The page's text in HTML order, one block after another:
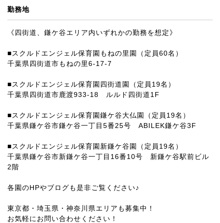
勤務地
《四街道、鎌ケ谷エリア内いずれかの勤務を想定》
■スクルドエンジェル保育園もねの里園（定員60名）
千葉県四街道市もねの里6-17-7
■スクルドエンジェル保育園四街道園（定員19名）
千葉県四街道市鹿渡933-18 ルルド四街道1F
■スクルドエンジェル保育園鎌ケ谷大仏園（定員19名）
千葉県鎌ケ谷市鎌ケ谷一丁目5番25号 ABILEK鎌ケ谷3F
■スクルドエンジェル保育園新鎌ケ谷園（定員19名）
千葉県鎌ケ谷市新鎌ケ谷一丁目16番10号 新鎌ケ谷駅前ビル
2階
各園のHPやブログも是非ご覧ください♪
東京都・埼玉県・神奈川県エリアも募集中！
お気軽にお問い合わせください！